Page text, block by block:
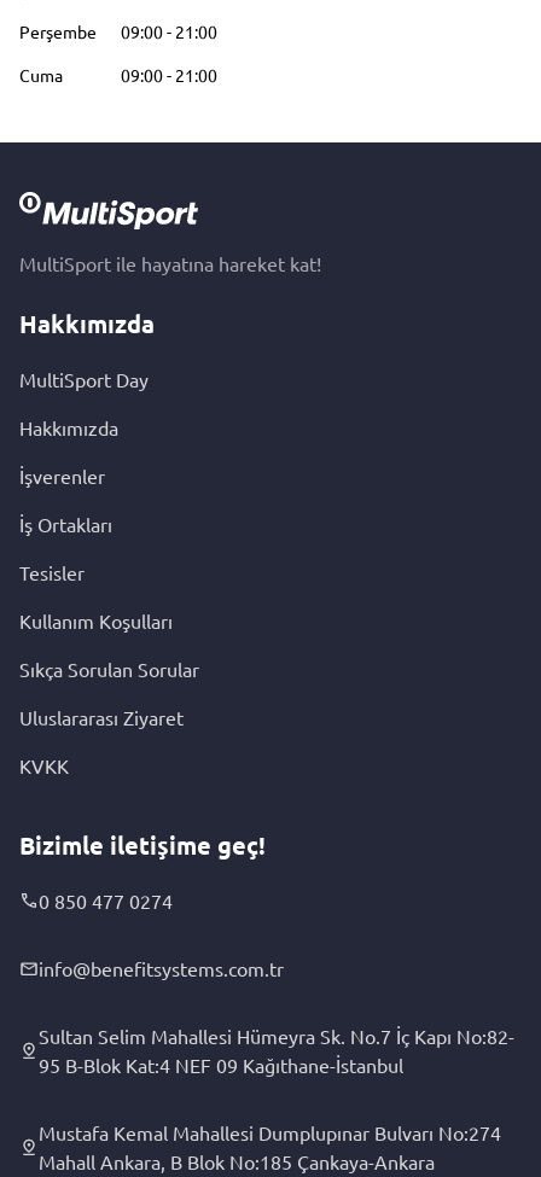
Perşembe
09:00- 21:00
Cuma
09:00- 21:00
MultiSport ile hayatına hareket kat!
Hakkımızda
MultiSport Day
Hakkımızda
İşverenler
İş Ortakları
Tesisler
Kullanım Koşulları
Sıkça Sorulan Sorular
Uluslararası Ziyaret
KVKK
Bizimle iletişime geç!
0 850 477 0274
info@benefitsystems.com.tr
Sultan Selim Mahallesi Hümeyra Sk. No.7 İç Kapı No:82-
95 B-Blok Kat:4 NEF 09 Kağıthane-İstanbul
Mustafa Kemal Mahallesi Dumplupınar Bulvarı No:274
Mahall Ankara, B Blok No:185 Çankaya-Ankara